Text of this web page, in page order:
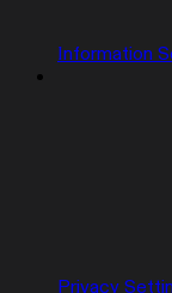
Information
Privacy